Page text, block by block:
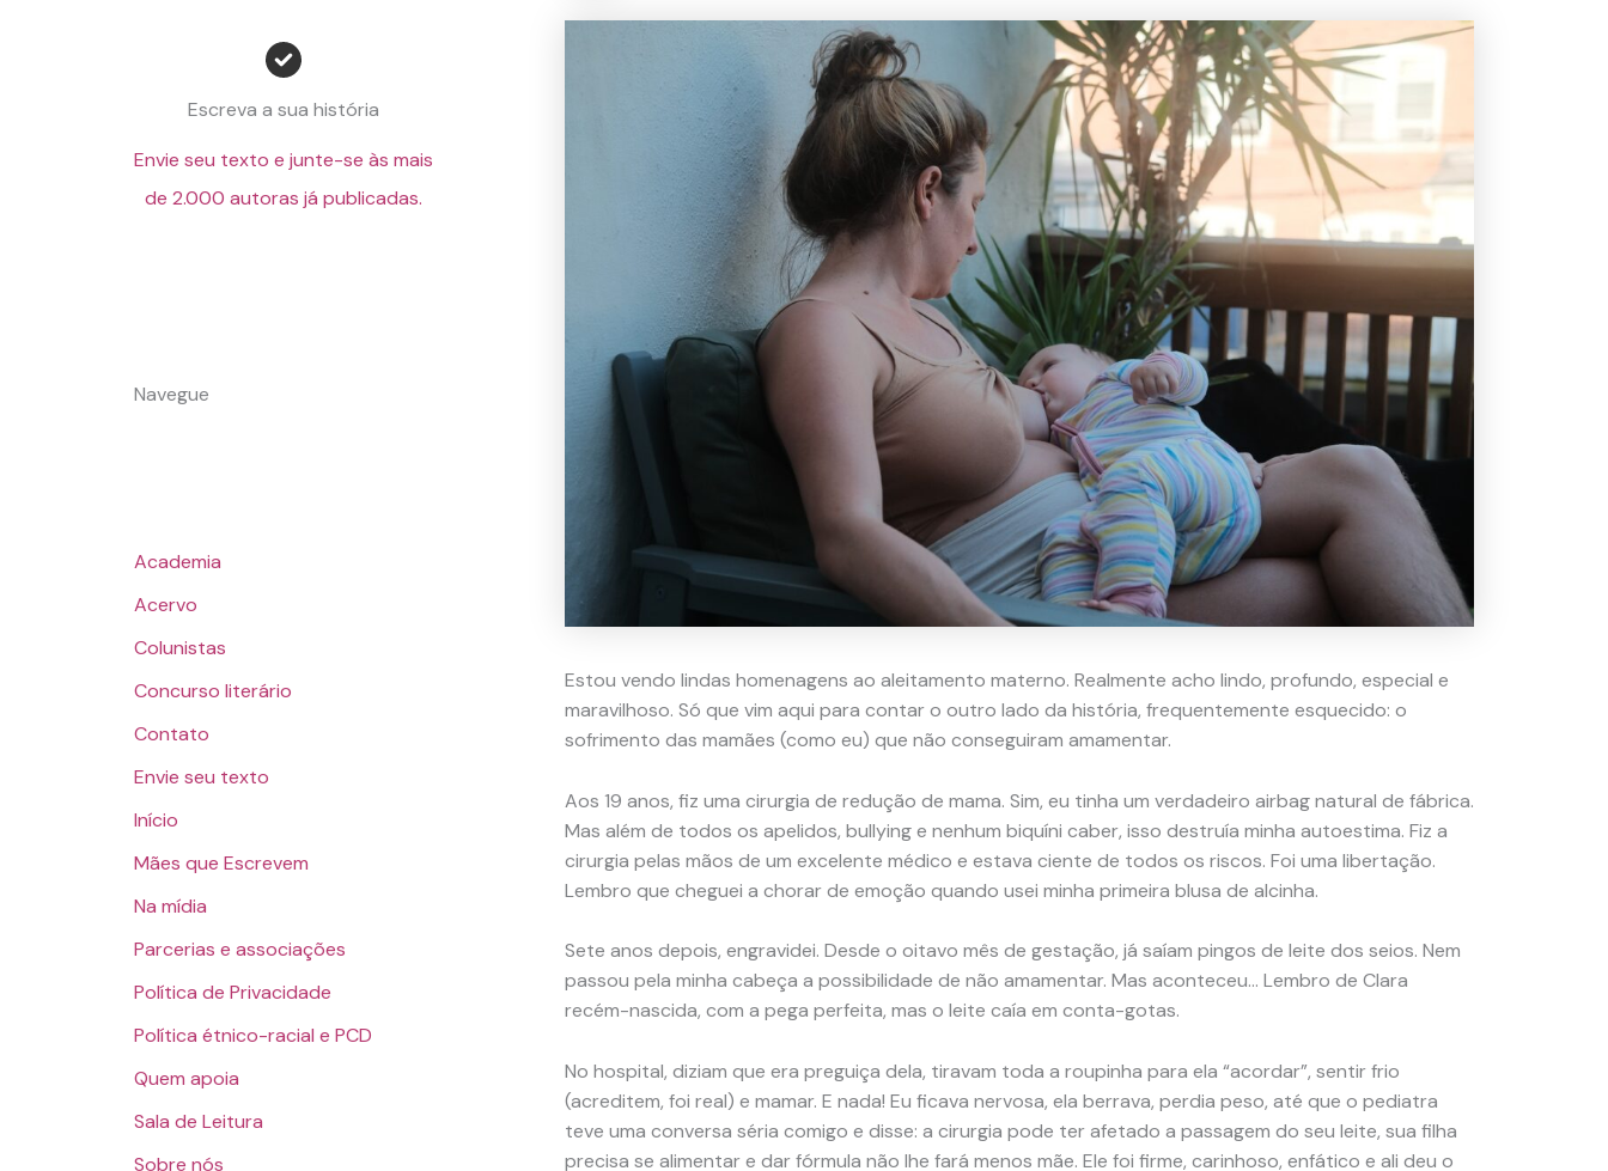
Escreva a sua história
Envie seu texto e junte-se às mais
de 2.000 autoras já publicadas.
Navegue
Academia
Acervo
Colunistas
Concurso literário
Contato
Envie seu texto
Início
Mães que Escrevem
Na mídia
Parcerias e associações
Política de Privacidade
Política étnico-racial e PCD
Quem apoia
Sala de Leitura
Sobre nós
Estou vendo lindas homenagens ao aleitamento materno. Realmente acho lindo, profundo, especial e
maravilhoso. Só que vim aqui para contar o outro lado da história, frequentemente esquecido: o
sofrimento das mamães (como eu) que não conseguiram amamentar.
Aos 19 anos, fiz uma cirurgia de redução de mama. Sim, eu tinha um verdadeiro airbag natural de fábrica.
Mas além de todos os apelidos, bullying e nenhum biquíni caber, isso destruía minha autoestima. Fiz a
cirurgia pelas mãos de um excelente médico e estava ciente de todos os riscos. Foi uma libertação.
Lembro que cheguei a chorar de emoção quando usei minha primeira blusa de alcinha.
Sete anos depois, engravidei. Desde o oitavo mês de gestação, já saíam pingos de leite dos seios. Nem
passou pela minha cabeça a possibilidade de não amamentar. Mas aconteceu… Lembro de Clara
recém-nascida, com a pega perfeita, mas o leite caía em conta-gotas.
No hospital, diziam que era preguiça dela, tiravam toda a roupinha para ela “acordar”, sentir frio
(acreditem, foi real) e mamar. E nada! Eu ficava nervosa, ela berrava, perdia peso, até que o pediatra
teve uma conversa séria comigo e disse: a cirurgia pode ter afetado a passagem do seu leite, sua filha
precisa se alimentar e dar fórmula não lhe fará menos mãe. Ele foi firme, carinhoso, enfático e ali deu o